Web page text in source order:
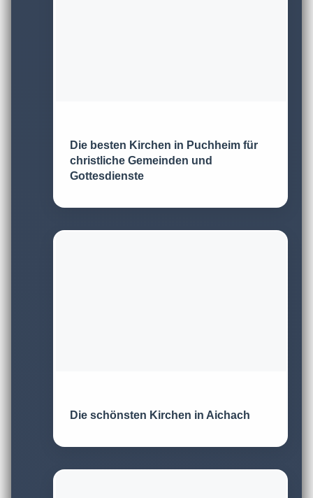
Die besten Kirchen in Puchheim für
christliche Gemeinden und
Gottesdienste
Die schönsten Kirchen in Aichach